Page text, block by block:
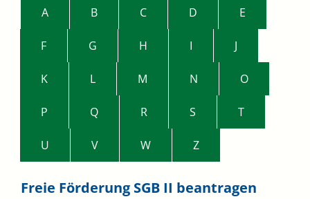
A B C D E
F G H I J
K L M N O
P Q R S T
U V W Z
Freie Förderung SGB II beantragen